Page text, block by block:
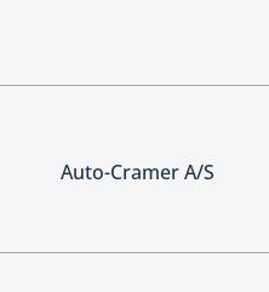
Auto-Cramer A/S